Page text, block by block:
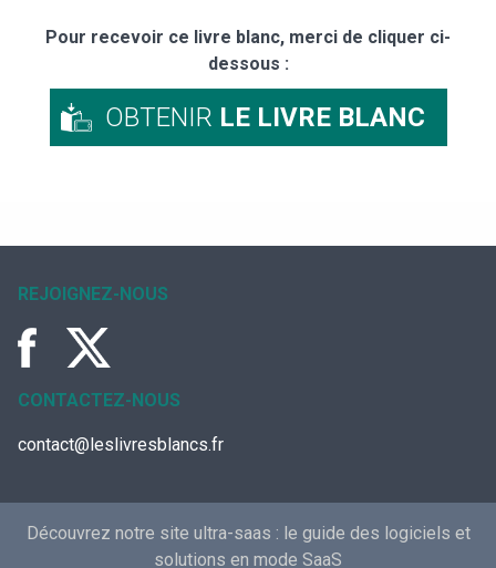
Pour recevoir ce livre blanc, merci de cliquer ci-
dessous :
OBTENIR LE LIVRE BLANC
REJOIGNEZ-NOUS
CONTACTEZ-NOUS
contact@leslivresblancs.fr
Découvrez notre site ultra-saas : le guide des logiciels et
solutions en mode SaaS